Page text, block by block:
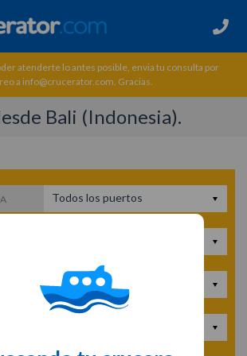
atenderte lo antes posible, envia tu consulta por
a info@crucerator.com. Gracias.
Bali (Indonesia).
Todos los puertos
Fecha de salida